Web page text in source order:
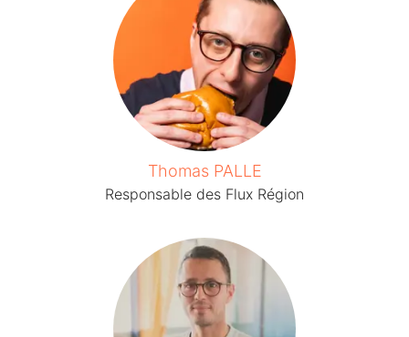
Thomas PALLE
Responsable des Flux Région